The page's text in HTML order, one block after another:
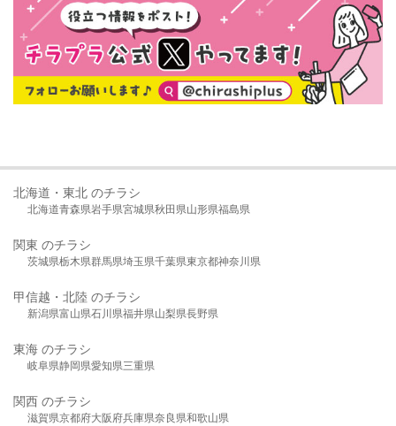
北海道・東北 のチラシ
北海道青森県岩手県宮城県秋田県山形県福島県
関東 のチラシ
茨城県栃木県群馬県埼玉県千葉県東京都神奈川県
甲信越・北陸 のチラシ
新潟県富山県石川県福井県山梨県長野県
東海 のチラシ
岐阜県静岡県愛知県三重県
関西 のチラシ
滋賀県京都府大阪府兵庫県奈良県和歌山県